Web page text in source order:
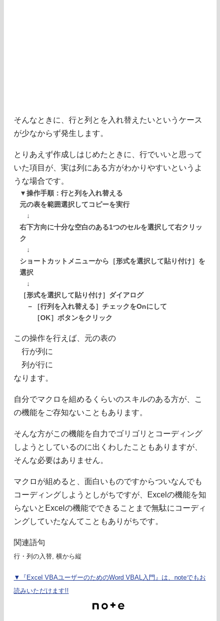
そんなときに、行と列とを入れ替えたいというケース
が少なからず発生します。
とりあえず作成しはじめたときに、行でいいと思って
いた項目が、実は列にある方がわかりやすいというよ
うな場合です。
▼操作手順：行と列を入れ替える
元の表を範囲選択してコピーを実行
↓
右下方向に十分な空白のある1つのセルを選択して右クリッ
ク
↓
ショートカットメニューから［形式を選択して貼り付け］を
選択
↓
［形式を選択して貼り付け］ダイアログ
－［行列を入れ替える］チェックをOnにして
［OK］ボタンをクリック
この操作を行えば、元の表の
行が列に
列が行に
なります。
自分でマクロを組めるくらいのスキルのある方が、こ
の機能をご存知ないこともあります。
そんな方がこの機能を自力でゴリゴリとコーディング
しようとしているのに出くわしたこともありますが、
そんな必要はありません。
マクロが組めると、面白いものですからついなんでも
コーディングしようとしがちですが、Excelの機能を知
らないとExcelの機能でできることまで無駄にコーディ
ングしていたなんてこともありがちです。
関連語句
行・列の入替, 横から縦
▼『Excel VBAユーザーのためのWord VBAL入門』は、noteでもお
読みいただけます!!